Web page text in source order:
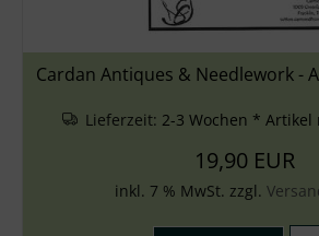
Cardan Antiques & Needlework -
Lieferzeit: 2-3 Wochen *
19,90 EUR
inkl. 7 % MwSt. zzgl.